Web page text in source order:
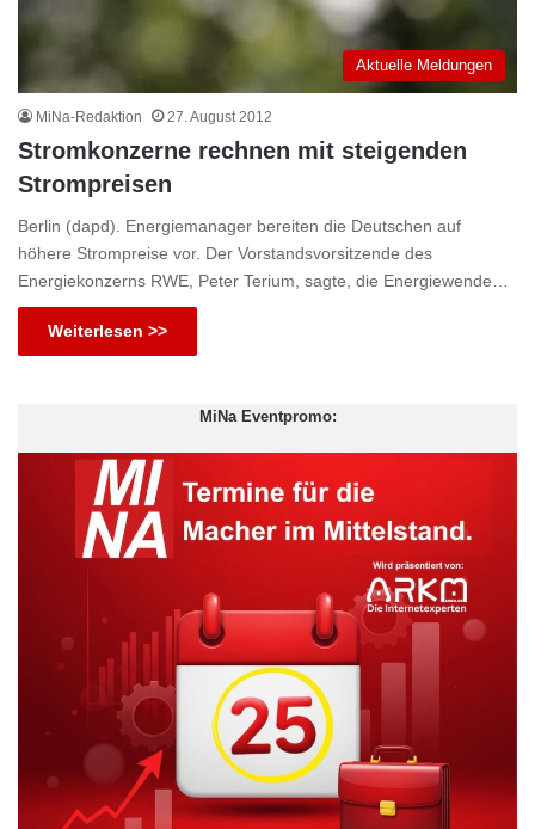
Aktuelle Meldungen
MiNa-Redaktion 27. August 2012
Stromkonzerne rechnen mit steigenden
Strompreisen
Berlin (dapd). Energiemanager bereiten die Deutschen auf
höhere Strompreise vor. Der Vorstandsvorsitzende des
Energiekonzerns RWE, Peter Terium, sagte, die Energiewende…
Weiterlesen >>
MiNa Eventpromo: